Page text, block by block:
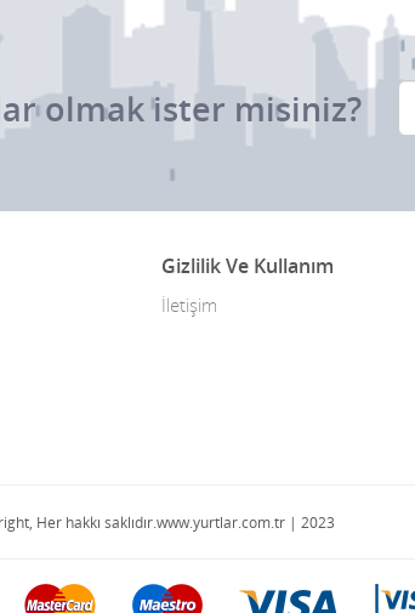
olmak ister misiniz?
Gizlilik Ve Kullanım
İletişim
Her hakkı saklıdır.www.yurtlar.com.tr | 2023